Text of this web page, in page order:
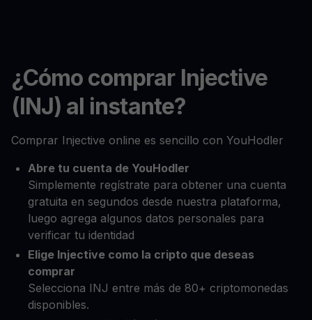
¿Cómo comprar Injective
(INJ) al instante?
Comprar Injective online es sencillo con YouHodler
Abre tu cuenta de YouHodler
Simplemente regístrate para obtener una cuenta
gratuita en segundos desde nuestra plataforma,
luego agrega algunos datos personales para
verificar tu identidad
Elige Injective como la cripto que deseas
comprar
Selecciona INJ entre más de 80+ criptomonedas
disponibles.